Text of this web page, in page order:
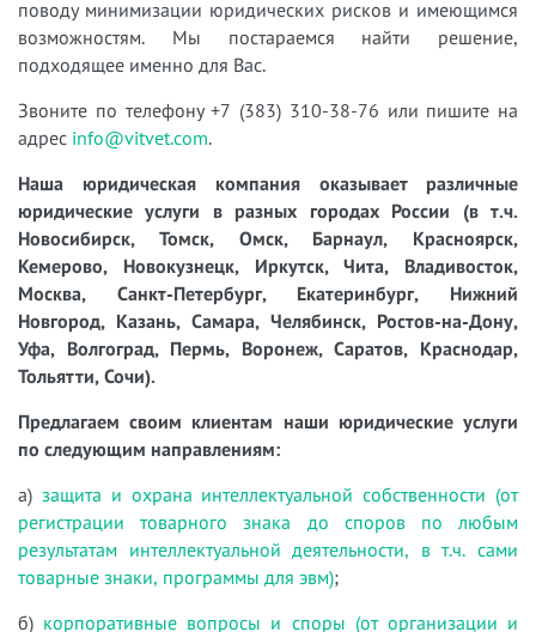
поводу минимизации юридических рисков и имеющимся
возможностям. Мы постараемся найти решение,
подходящее именно для Вас.
Звоните по телефону +7 (383) 310-38-76 или пишите на
адрес info@vitvet.com.
Наша юридическая компания оказывает различные
юридические услуги в разных городах России (в т.ч.
Новосибирск, Томск, Омск, Барнаул, Красноярск,
Кемерово, Новокузнецк, Иркутск, Чита, Владивосток,
Москва, Санкт-Петербург, Екатеринбург, Нижний
Новгород, Казань, Самара, Челябинск, Ростов-на-Дону,
Уфа, Волгоград, Пермь, Воронеж, Саратов, Краснодар,
Тольятти, Сочи).
Предлагаем своим клиентам наши юридические услуги
по следующим направлениям:
а) защита и охрана интеллектуальной собственности (от
регистрации товарного знака до споров по любым
результатам интеллектуальной деятельности, в т.ч. сами
товарные знаки, программы для эвм);
б) корпоративные вопросы и споры (от организации и